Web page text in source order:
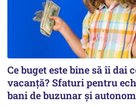
Ce buget este bine să îi dai
vacanță? Sfaturi pentru
bani de buzunar și